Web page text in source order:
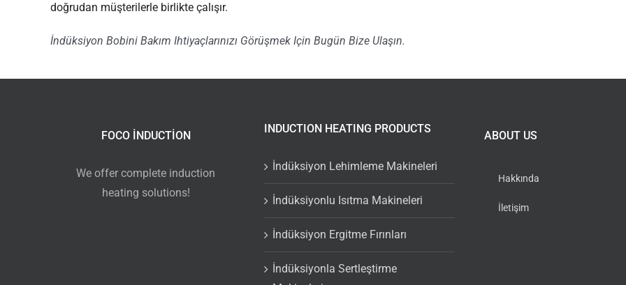
doğrudan müşterilerle birlikte çalışır.
İndüksiyon Bobini Bakım Ihtiyaçlarınızı Görüşmek Için Bugün Bize Ulaşın.
FOCO INDUCTION
We offer complete induction
heating solutions!
INDUCTION HEATING PRODUCTS
İndüksiyon Lehimleme Makineleri
İndüksiyonlu Isıtma Makineleri
İndüksiyon Ergitme Fırınları
İndüksiyonla Sertleştirme
ABOUT US
Hakkında
İletişim